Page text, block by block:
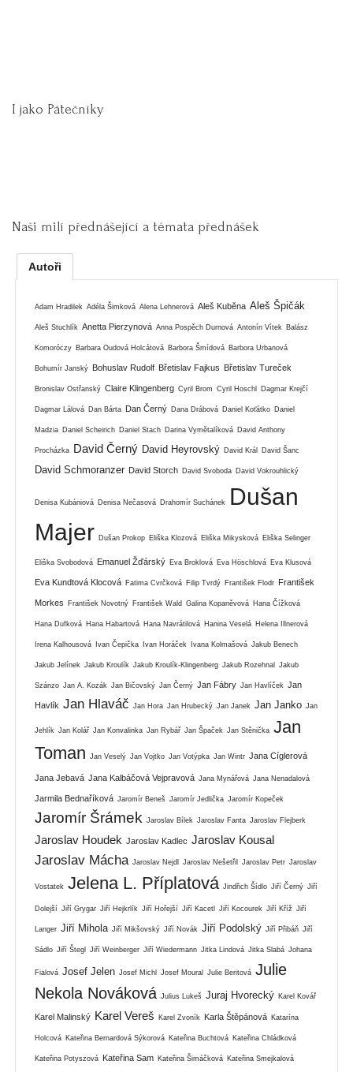
I jako Pátečníky
Naši milí přednášející a témata přednášek
Autoři
Adam Hradilek Adéla Šimková Alena Lehnerová Aleš Kuběna Aleš Špičák
Aleš Stuchlík Anetta Pierzynová Anna Pospěch Durnová Antonín Vítek Balász
Komoróczy Barbara Oudová Holcátová Barbora Šmídová Barbora Urbanová
Bohumír Janský Bohuslav Rudolf Břetislav Fajkus Břetislav Tureček
Bronislav Ostřanský Claire Klingenberg Cyril Brom Cyril Hoschl Dagmar Krejčí
Dagmar Lálová Dan Bárta Dan Černý Dana Drábová Daniel Koťátko Daniel
Madzia Daniel Scheirich Daniel Stach Darina Vymětalíková David Anthony
Procházka David Černý David Heyrovský David Král David Šanc
David Schmoranzer David Storch David Svoboda David Vokrouhlický
Denisa Kubániová Denisa Nečasová Drahomír Suchánek
Dušan
Majer Dušan Prokop Eliška Klozová Eliška Mikysková Eliška Selinger
Eliška Svobodová Emanuel Žďárský Eva Broklová Eva Höschlová Eva Klusová
Eva Kundtová Klocová Fatima Cvrčková Filip Tvrdý František Flodr František
Morkes František Novotný František Wald Galina Kopaněvová Hana Čížková
Hana Dufková Hana Habartová Hana Navrátilová Hanina Veselá Helena Illnerová
Irena Kalhousová Ivan Čepička Ivan Horáček Ivana Kolmašová Jakub Benech
Jakub Jelínek Jakub Kroulík Jakub Kroulík-Klingenberg Jakub Rozehnal Jakub
Szánzo Jan A. Kozák Jan Bičovský Jan Černý Jan Fábry Jan Havlíček Jan
Havlík Jan Hlaváč Jan Hora Jan Hrubecký Jan Janek Jan Janko Jan
Jehlík Jan Kolář Jan Konvalinka Jan Rybář Jan Špaček Jan Stěnička Jan
Toman
Jan Veselý Jan Vojtko Jan Votýpka Jan Wintr Jana Cíglerová
Jana Jebavá Jana Kalbáčová Vejpravová Jana Mynářová Jana Nenadalová
Jarmila Bednaříková Jaromír Beneš Jaromír Jedlička Jaromír Kopeček
Jaromír Šrámek Jaroslav Bílek Jaroslav Fanta Jaroslav Flejberk
Jaroslav Houdek Jaroslav Kadlec Jaroslav Kousal
Jaroslav Mácha Jaroslav Nejdl Jaroslav Nešetřil Jaroslav Petr Jaroslav
Vostatek Jelena L. Příplatová Jindřich Šídlo Jiří Černý Jiří
Dolejší Jiří Grygar Jiří Hejkrlík Jiří Hořejší Jiří Kacetl Jiří Kocourek Jiří Kříž Jiří
Langer Jiří Mihola Jiří Mikšovský Jiří Novák Jiří Podolský Jiří Přibáň Jiří
Sádlo Jiří Štegl Jiří Weinberger Jiří Wiedermann Jitka Lindová Jitka Slabá Johana
Fialová Josef Jelen Josef Michl Josef Moural Julie Beritová Julie
Nekola Nováková Julius Lukeš Juraj Hvorecký Karel Kovář
Karel Malinský Karel Vereš Karel Zvoník Karla Štěpánová Katarína
Holcová Kateřina Bernardová Sýkorová Kateřina Buchtová Kateřina Chládková
Kateřina Potyszová Kateřina Sam Kateřina Šimáčková Kateřina Smejkalová